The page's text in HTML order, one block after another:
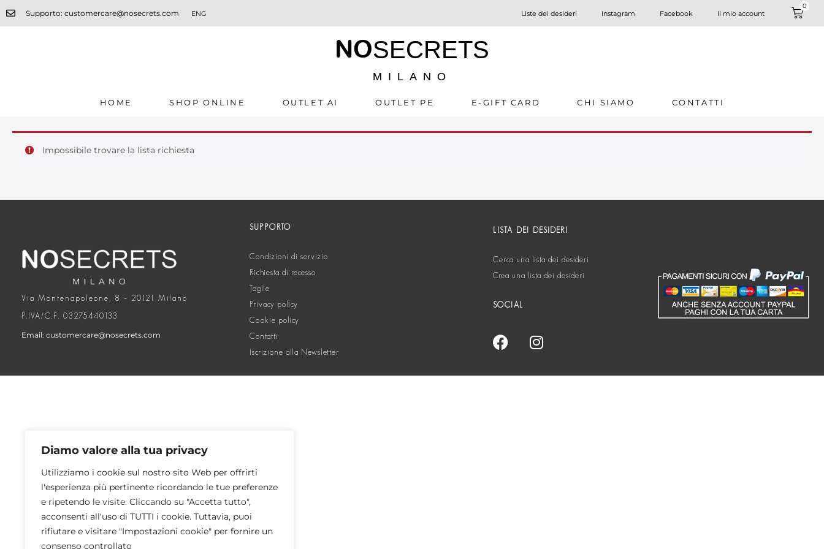
Diamo valore alla tua privacy
Utilizziamo i cookie sul nostro sito Web per offrirti
l'esperienza più pertinente ricordando le tue preferenze
e ripetendo le visite. Cliccando su "Accetta tutto",
acconsenti all'uso di TUTTI i cookie. Tuttavia, puoi
rifiutare e visitare "Impostazioni cookie" per fornire un
consenso controllato
Supporto: customercare@nosecrets.com ENG Liste dei desideri Instagram Facebook Il mio account
0
NOSECRETS
MILANO
HOME SHOP ONLINE OUTLET AI OUTLET PE E-GIFT CARD CHI SIAMO CONTATTI
Impossibile trovare la lista richiesta
Via Montenapoleone, 8 – 20121 Milano
P.IVA/C.F. 03275440133
Email: customercare@nosecrets.com
SUPPORTO
Condizioni di servizio
Richiesta di recesso
Taglie
Privacy policy
Cookie policy
Contatti
Iscrizione alla Newsletter
LISTA DEI DESIDERI
Cerca una lista dei desideri
Crea una lista dei desideri
SOCIAL